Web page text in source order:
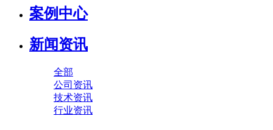
案例中心
新闻资讯
全部
公司资讯
技术资讯
行业资讯